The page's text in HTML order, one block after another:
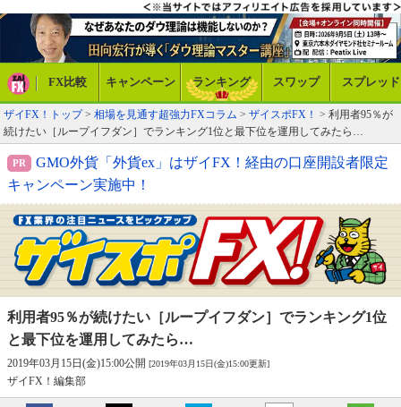
FX比較 キャンペーン ランキング スワップ スプレッド
ザイFX！トップ> 相場を見通す超強力FXコラム > ザイスポFX！ > 利用者95％が
続けたい［ループイフダン］でランキング1位と最下位を運用してみたら…
GMO外貨「外貨ex」はザイFX！経由の口座開設者限定
キャンペーン実施中！
利用者95％が続けたい［ループイフダン］でランキング1位
と最下位を運用してみたら…
2019年03月15日(金)15:00公開 [2019年03月15日(金)15:00更新]
ザイFX！編集部